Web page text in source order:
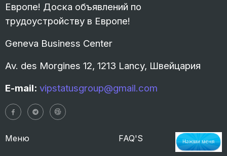
Европе! Доска объявлений по
трудоустройству в Европе!
Geneva Business Center
Av. des Morgines 12, 1213 Lancy, Швейцария
E-mail: vipstatusgroup@gmail.com
Меню FAQ'S